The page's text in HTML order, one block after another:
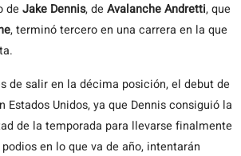
de Jake Dennis, de Avalanche Andretti, que
, terminó tercero en una carrera en la que
de salir en la décima posición, el debut de
Unidos, ya que Dennis consiguió la
de la temporada para llevarse finalmente
en lo que va de año, intentarán